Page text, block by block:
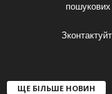
ЩЕ БІЛЬШЕ НОВИН